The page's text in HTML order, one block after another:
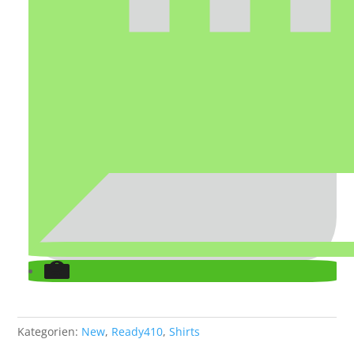
Kategorien: New, Ready410,Shirts